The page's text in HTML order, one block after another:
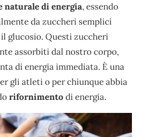
naturale di energia, essendo
da zuccheri semplici
glucosio. Questi zuccheri
assorbiti dal nostro corpo,
di energia immediata. È una
gli atleti o per chiunque abbia
rifornimento di energia.